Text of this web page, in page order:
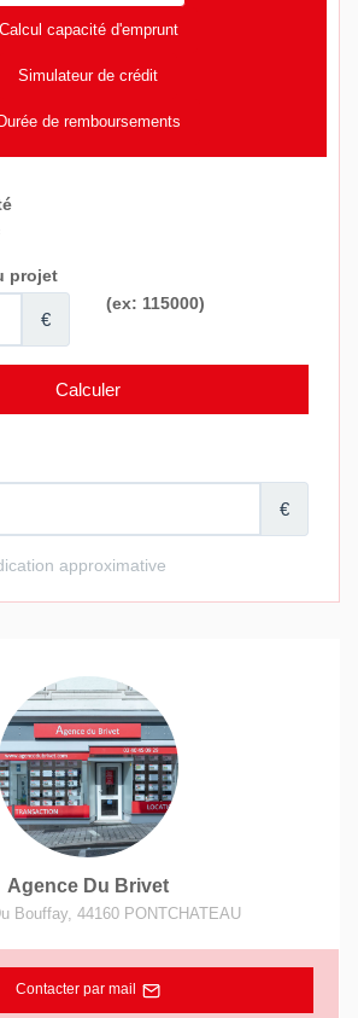
Calcul capacité d'emprunt
Simulateur de crédit
Durée de remboursements
Agence Du Brivet
Bouffay, 44160 PONTCHATEAU
Contacter par mail